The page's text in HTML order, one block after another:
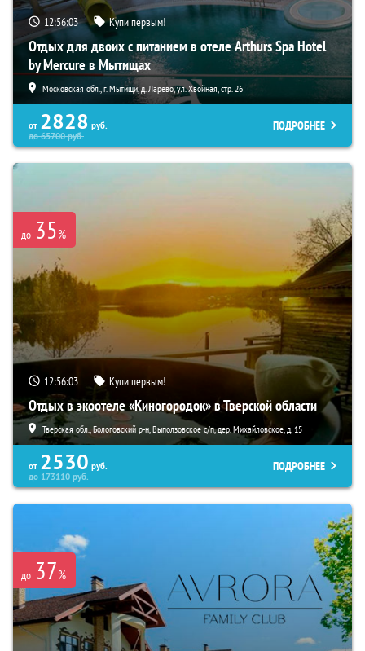
12:56:02 Купи первым!
Отдых для двоих с питанием в отеле Arthurs Spa Hotel
by Mercure в Мытищах
Московская обл., г. Мытищи, д. Ларево, ул. Хвойная, стр. 26
от 2828 руб.
до65700руб.
ПОДРОБНЕЕ
до 35%
12:56:02 Купи первым!
Отдых в экоотеле «Киногородок» в Тверской области
Тверская обл., Бологовский р-н, Выползовское с/п, дер. Михайловское, д. 15
от 2530 руб.
до173110руб.
ПОДРОБНЕЕ
до 37%